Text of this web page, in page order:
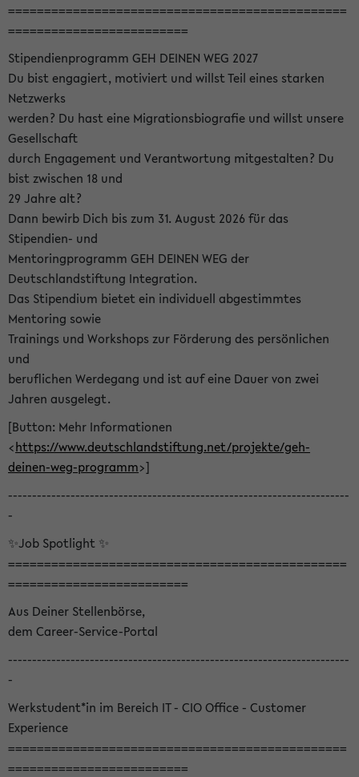
===============================================
=========================
Stipendienprogramm GEH DEINEN WEG 2027
Du bist engagiert, motiviert und willst Teil eines starken
Netzwerks
werden? Du hast eine Migrationsbiografie und willst unsere
Gesellschaft
durch Engagement und Verantwortung mitgestalten? Du
bist zwischen 18 und
29 Jahre alt?
Dann bewirb Dich bis zum 31. August 2026 für das
Stipendien- und
Mentoringprogramm GEH DEINEN WEG der
Deutschlandstiftung Integration.
Das Stipendium bietet ein individuell abgestimmtes
Mentoring sowie
Trainings und Workshops zur Förderung des persönlichen
und
beruflichen Werdegang und ist auf eine Dauer von zwei
Jahren ausgelegt.
[Button: Mehr Informationen
<https://www.deutschlandstiftung.net/projekte/geh-
deinen-weg-programm>]
-----------------------------------------------------------------------
-
✨Job Spotlight ✨
===============================================
=========================
Aus Deiner Stellenbörse,
dem Career-Service-Portal
-----------------------------------------------------------------------
-
Werkstudent*in im Bereich IT - CIO Office - Customer
Experience
===============================================
=========================